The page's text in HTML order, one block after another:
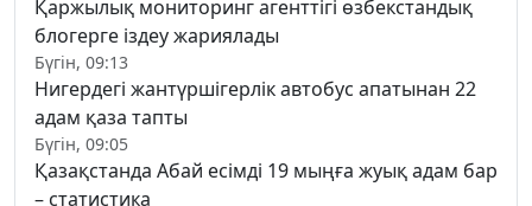
Қаржылық мониторинг агенттігі өзбекстандық
блогерге іздеу жариялады
Бүгін, 09:13
Нигердегі жантүршігерлік автобус апатынан 22
адам қаза тапты
Бүгін, 09:05
Қазақстанда Абай есімді 19 мыңға жуық адам бар
– статистика